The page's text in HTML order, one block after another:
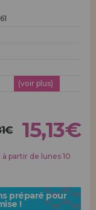
vous en tant
(voir plus)
15,13€
partir de lunes 10
préparé pour
!